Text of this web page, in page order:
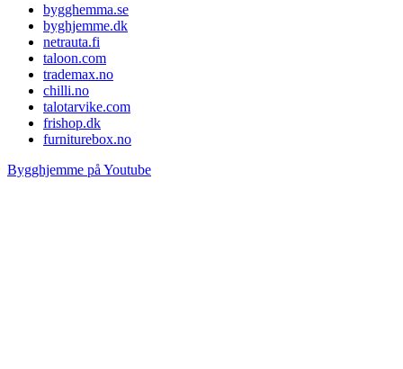
bygghemma.se
byghjemme.dk
netrauta.fi
taloon.com
trademax.no
chilli.no
talotarvike.com
frishop.dk
furniturebox.no
Bygghjemme på Youtube